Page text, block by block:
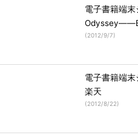
電子書籍端
(2012/9/7)
電子書籍端
楽天
(2012/8/22)